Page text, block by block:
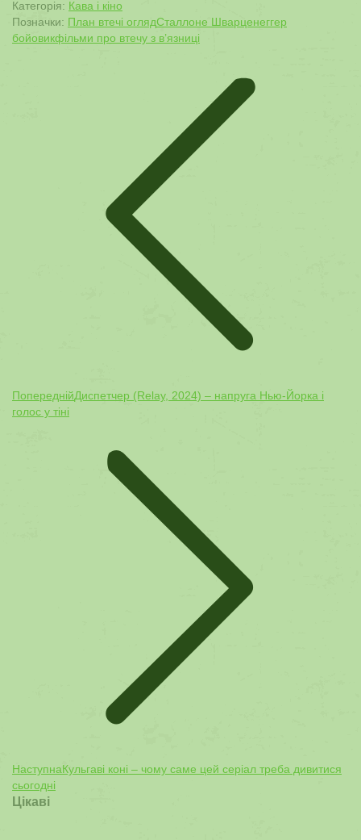
Категорія: Кава і кіно
Позначки: План втечі оглядСталлоне Шварценеггер
бойовикфільми про втечу з в’язниці
ПопереднійПопередній
Диспетчер (Relay, 2024) – напруга Нью-Йорка і
голос у тіні
НаступнаNext
Кульгаві коні – чому саме цей серіал треба дивитися
сьогодні
Цікаві